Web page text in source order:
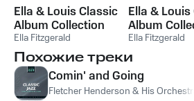
Ella & Louis Classic
Album Collection
CD 3
Ella Fitzgerald
Ella &
Album
CD 1
Ella Fitzgerald
Похожие треки
Comin' and Going
Fletcher Henderson & His Orchestra